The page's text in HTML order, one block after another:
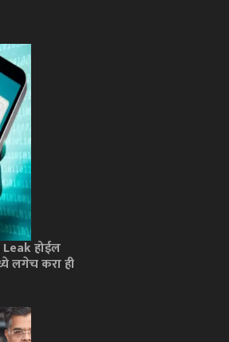
होईल
लगेच करा ही